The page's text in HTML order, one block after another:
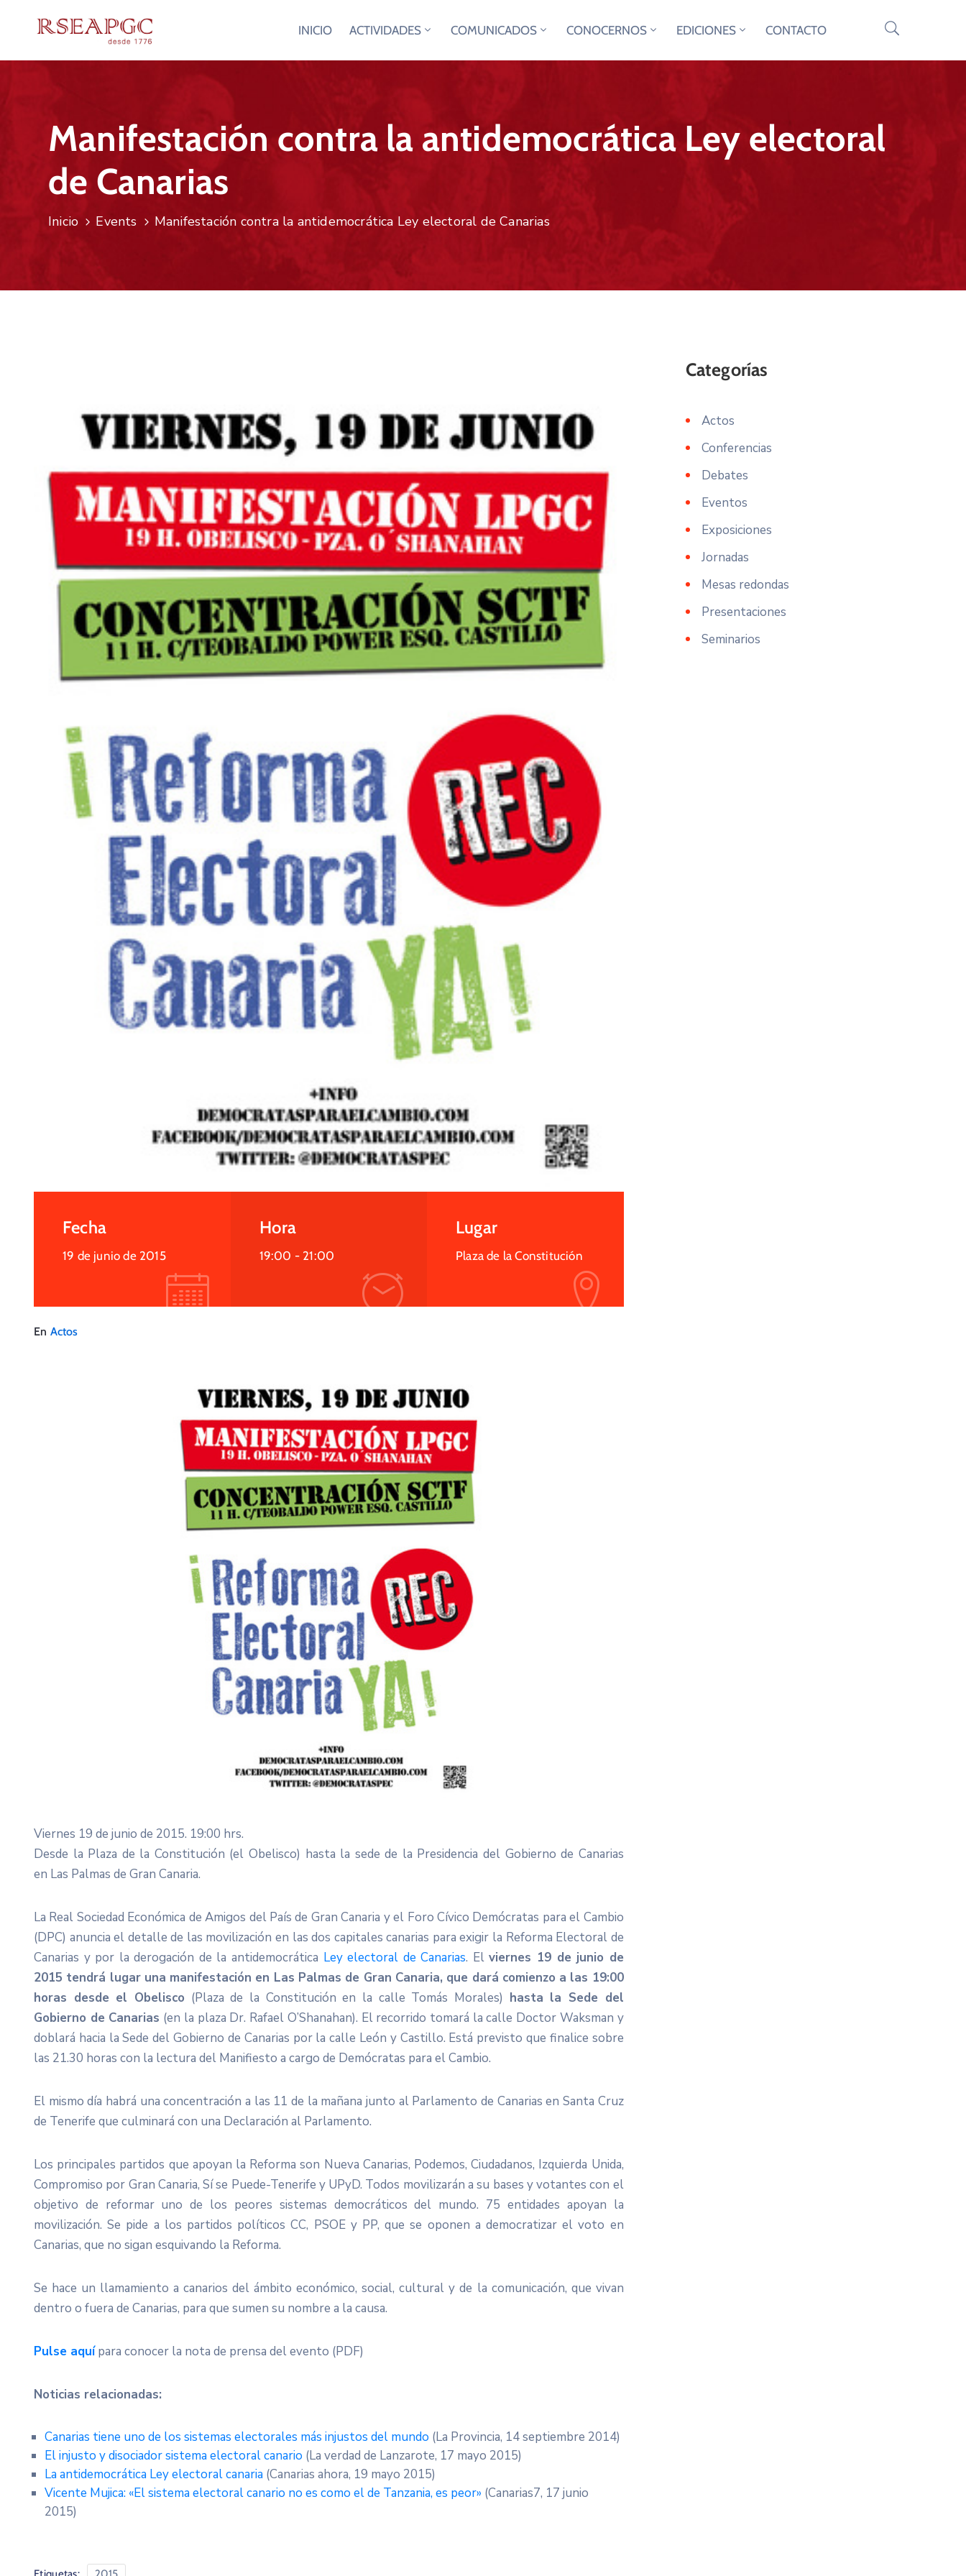
INICIO ACTIVIDADES COMUNICADOS CONOCERNOS EDICIONES CONTACTO
Manifestación contra la antidemocrática Ley electoral
de Canarias
Inicio Events Manifestación contra la antidemocrática Ley electoral de Canarias
Fecha
19 de junio de 2015
Hora
19:00 - 21:00
Lugar
Plaza de la Constitución
En Actos
Viernes 19 de junio de 2015. 19:00 hrs.
Desde la Plaza de la Constitución (el Obelisco) hasta la sede de la Presidencia del Gobierno de Canarias
en Las Palmas de Gran Canaria.
La Real Sociedad Económica de Amigos del País de Gran Canaria y el Foro Cívico Demócratas para el Cambio
(DPC) anuncia el detalle de las movilización en las dos capitales canarias para exigir la Reforma Electoral de
Canarias y por la derogación de la antidemocrática Ley electoral de Canarias. Elviernes 19 de junio de
2015 tendrá lugar una manifestación en Las Palmas de Gran Canaria, que dará comienzo a las 19:00
horas desde el Obelisco (Plaza de la Constitución en la calle Tomás Morales) hasta la Sede del
Gobierno de Canarias (en la plaza Dr. Rafael O’Shanahan). El recorrido tomará la calle Doctor Waksman y
doblará hacia la Sede del Gobierno de Canarias por la calle León y Castillo. Está previsto que finalice sobre
las 21.30 horas con la lectura del Manifiesto a cargo de Demócratas para el Cambio.
El mismo día habrá una concentración a las 11 de la mañana junto al Parlamento de Canarias en Santa Cruz
de Tenerife que culminará con una Declaración al Parlamento.
Los principales partidos que apoyan la Reforma son Nueva Canarias, Podemos, Ciudadanos, Izquierda Unida,
Compromiso por Gran Canaria, Sí se Puede-Tenerife y UPyD. Todos movilizarán a su bases y votantes con el
objetivo de reformar uno de los peores sistemas democráticos del mundo. 75 entidades apoyan la
movilización. Se pide a los partidos políticos CC, PSOE y PP, que se oponen a democratizar el voto en
Canarias, que no sigan esquivando la Reforma.
Se hace un llamamiento a canarios del ámbito económico, social, cultural y de la comunicación, que vivan
dentro o fuera de Canarias, para que sumen su nombre a la causa.
Pulse aquípara conocer la nota de prensa del evento (PDF)
Noticias relacionadas:
Canarias tiene uno de los sistemas electorales más injustos del mundo (La Provincia, 14 septiembre 2014)
El injusto y disociador sistema electoral canario (La verdad de Lanzarote, 17 mayo 2015)
La antidemocrática Ley electoral canaria (Canarias ahora, 19 mayo 2015)
Vicente Mujica: «El sistema electoral canario no es como el de Tanzania, es peor» (Canarias7, 17 junio
2015)
Actos
Conferencias
Debates
Eventos
Exposiciones
Jornadas
Mesas redondas
Presentaciones
Seminarios